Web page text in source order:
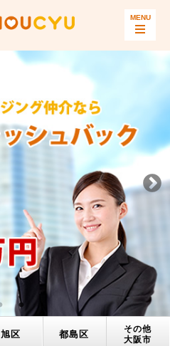
旭区 都島区
その他
大阪市